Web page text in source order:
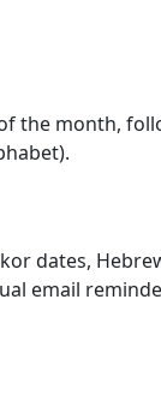
month,
dates,
email